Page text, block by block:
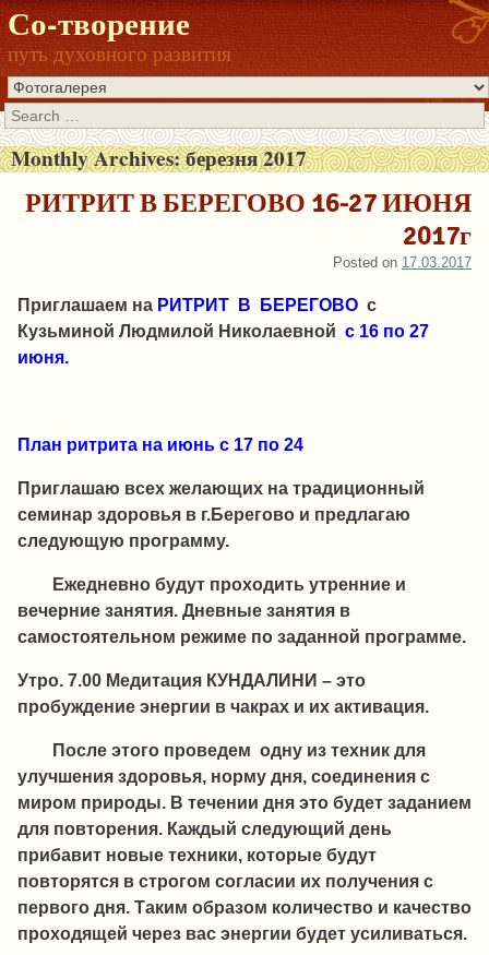
Со-творение
путь духовного развития
Search
Monthly Archives:березня 2017
РИТРИТ В БЕРЕГОВО 16-27 ИЮНЯ
2017г
Posted on 17.03.2017
Приглашаем на РИТРИТ В БЕРЕГОВО с
Кузьминой Людмилой Николаевной с 16 по 27
июня.
План ритрита на июнь с 17 по 24
Приглашаю всех желающих на традиционный
семинар здоровья в г.Берегово и предлагаю
следующую программу.
Ежедневно будут проходить утренние и
вечерние занятия. Дневные занятия в
самостоятельном режиме по заданной программе.
Утро. 7.00 Медитация КУНДАЛИНИ – это
пробуждение энергии в чакрах и их активация.
После этого проведем одну из техник для
улучшения здоровья, норму дня, соединения с
миром природы. В течении дня это будет заданием
для повторения. Каждый следующий день
прибавит новые техники, которые будут
повторятся в строгом согласии их получения с
первого дня. Таким образом количество и качество
проходящей через вас энергии будет усиливаться.